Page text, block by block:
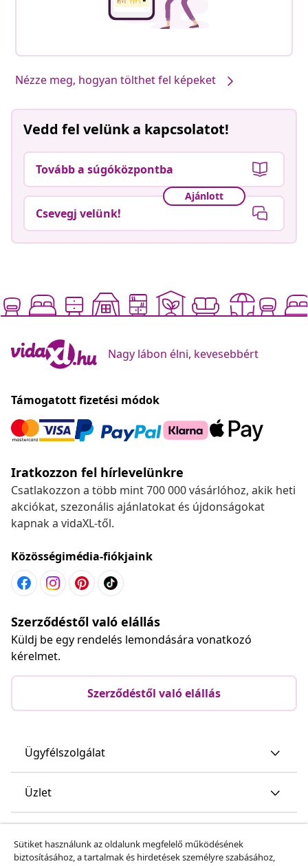
Nézze meg, hogyan tölthet fel képeket
Vedd fel velünk a kapcsolatot!
Tovább a súgóközpontba
Ajánlott
Csevegj velünk!
Nagy lábon élni, kevesebbért
Támogatott fizetési módok
Iratkozzon fel hírlevelünkre
Csatlakozzon a több mint 700 000 vásárlóhoz, akik heti
akciókat, szezonális ajánlatokat és újdonságokat
kapnak a vidaXL-től.
Közösségimédia-fiókjaink
Szerződéstől való elállás
Küldj be egy rendelés lemondására vonatkozó
kérelmet.
Szerződéstől való elállás
Ügyfélszolgálat
Üzlet
Sütiket használunk az oldalunk megfelelő működésének
biztosításához, a tartalmak és hirdetések személyre szabásához,